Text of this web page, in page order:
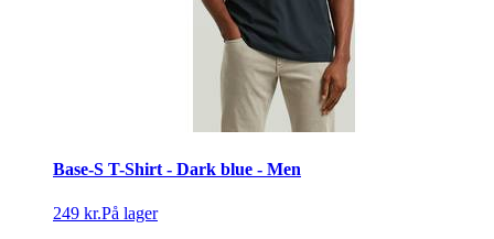
Base-S T-Shirt - Dark blue - Men
249 kr.På lager